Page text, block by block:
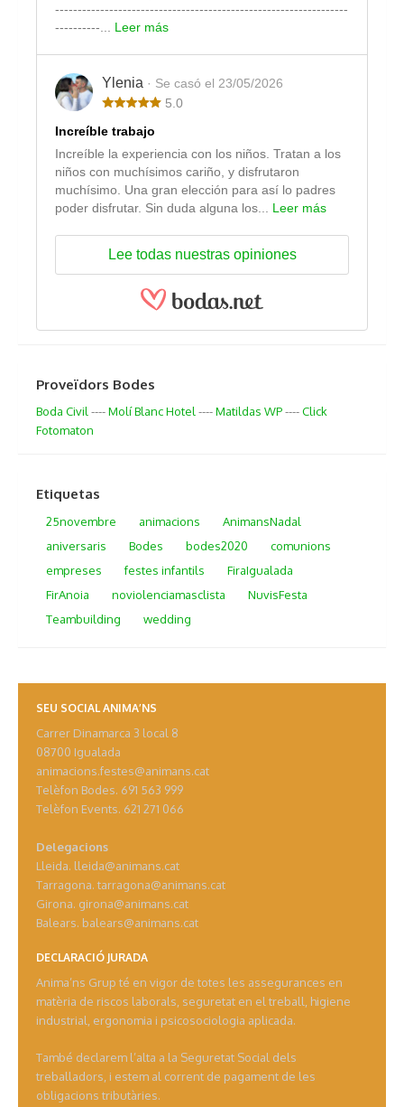
-----------------------------------------------------------------
----------... Leer más
Ylenia · Se casó el 23/05/2026
5.0
Increíble trabajo
Increíble la experiencia con los niños. Tratan a los
niños con muchísimos cariño, y disfrutaron
muchísimo. Una gran elección para así lo padres
poder disfrutar. Sin duda alguna los... Leer más
Lee todas nuestras opiniones
Proveïdors Bodes
Boda Civil----Molí Blanc Hotel----Matildas WP----Click
Fotomaton
Etiquetas
25novembre animacions
AnimansNadal
aniversaris
Bodes bodes2020
comunions
empreses
festes infantils
FiraIgualada
FirAnoia
noviolenciamasclista
NuvisFesta
Teambuilding
wedding
SEU SOCIAL ANIMA’NS
Carrer Dinamarca 3 local 8
08700 Igualada
animacions.festes@animans.cat
Telèfon Bodes. 691 563 999
Telèfon Events. 621 271 066
Delegacions
Lleida. lleida@animans.cat
Tarragona. tarragona@animans.cat
Girona. girona@animans.cat
Balears. balears@animans.cat
DECLARACIÓ JURADA
Anima’ns Grup té en vigor de totes les assegurances en
matèria de riscos laborals, seguretat en el treball, higiene
industrial, ergonomia i psicosociologia aplicada.
També declarem l’alta a la Seguretat Social dels
treballadors, i estem al corrent de pagament de les
obligacions tributàries.